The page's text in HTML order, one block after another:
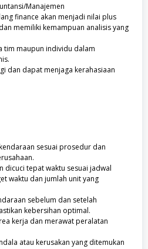
Manajemen
finance akan menjadi nilai plus
memiliki kemampuan analisis yang
tim maupun individu dalam
dan dapat menjaga kerahasiaan
sesuai prosedur dan
dicuci tepat waktu sesuai jadwal
waktu dan jumlah unit yang
sebelum dan setelah
kebersihan optimal.
kerja dan merawat peralatan
atau kerusakan yang ditemukan